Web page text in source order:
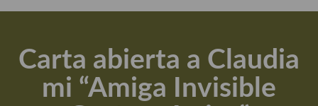
Actualidad y recomendaciones
Apuntes, estudios sobre temas interesantes e importantes
Aceite de Oliva Virgen Extra (AOVE)
Carta abierta a Claudia
mi “Amiga Invisible